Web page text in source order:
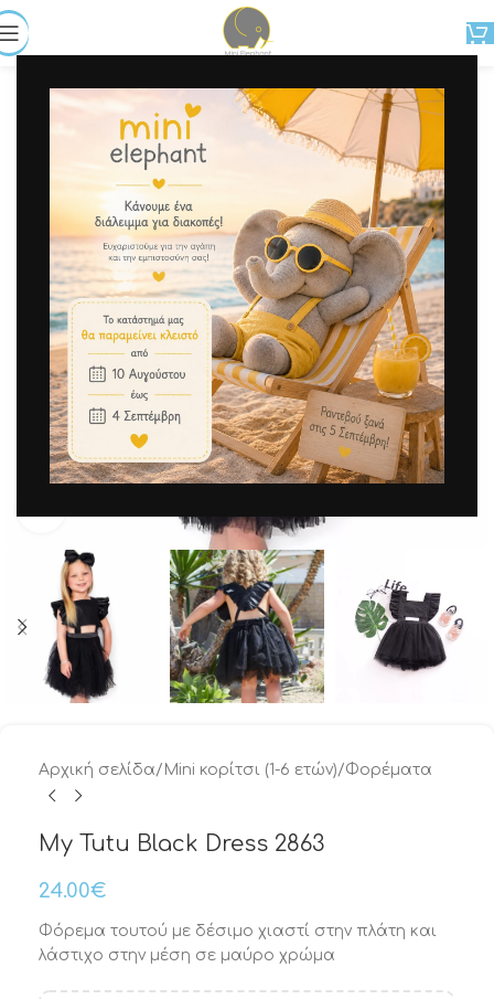
Αρχική σελίδα/ Mini κορίτσι (1-6 ετών)/Φορέματα
My Tutu Black Dress 2863
24.00€
Φόρεμα τουτού με δέσιμο χιαστί στην πλάτη και
λάστιχο στην μέση σε μαύρο χρώμα